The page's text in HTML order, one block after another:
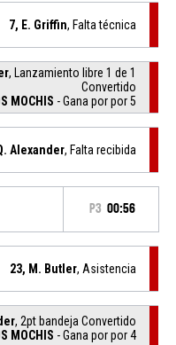
7, E. Griffin, Falta técnica
, Lanzamiento libre 1 de 1
Convertido
MOCHIS - Gana por por 5
Alexander, Falta recibida
P3 00:56
23, M. Butler, Asistencia
, 2pt bandeja Convertido
MOCHIS - Gana por por 4